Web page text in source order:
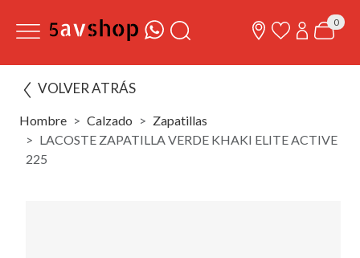
0
VOLVER ATRÁS
Hombre Calzado
Zapatillas
LACOSTE ZAPATILLA VERDE KHAKI ELITE ACTIVE
225